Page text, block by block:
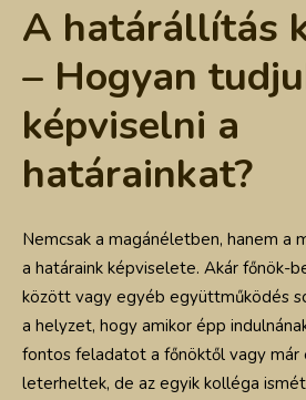
A határállítás
– Hogyan
képviselni a
határainkat?
Nemcsak a magánéletben, hanem a
a határaink képviselete. Akár főnök-
között vagy egyéb együttműködés
a helyzet, hogy amikor épp
fontos feladatot a főnöktől vagy már
leterheltek, de az egyik kolléga